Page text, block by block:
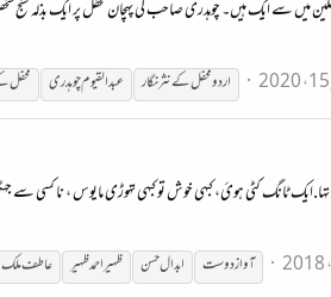
میں سے ایک ہیں۔ چوہدری صاحب کی پہچان محفل پر ایک بذلہ سنج
اردو محفل کے نثر نگار عبدالقیومچوہدری محفل
ٹانگ کٹی ہوئ، کبهی خوش تو کبهی تهوڑی مایوس ، نا کسی سے
آواز دوست ابدال حسن ظہیر احمد ظہیر عاطف ملک